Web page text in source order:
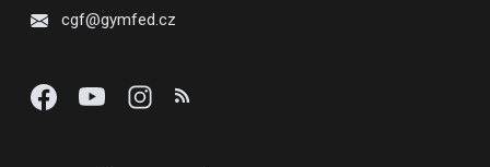
cgf@gymfed.cz